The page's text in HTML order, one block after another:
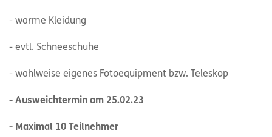
- warme Kleidung
- evtl. Schneeschuhe
- wahlweise eigenes Fotoequipment bzw. Teleskop
- Ausweichtermin am 25.02.23
- Maximal 10 Teilnehmer